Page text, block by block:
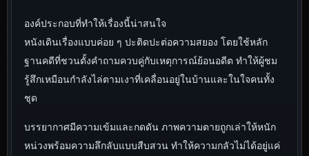
องค์ประกอบที่ทำให้เรื่องนี้น่าสนใจ
หนังเดินเรื่องแบบค่อย ๆ ปะติดปะต่อความสยอง โดยใช้หลัก
ฐานคดีที่ชวนตั้งคำถามควบคู่กับเหตุการณ์ย้อนอดีต ทำให้ผู้ชม
รู้สึกเหมือนกำลังไล่ตามเงาที่เคลื่อนอยู่ในบ้านและในใจคนทั้ง
ชุด
บรรยากาศมีความเข้มและกดดัน ภาพความตายถูกเล่าให้หนัก
หน่วงพร้อมความลึกลับแบบสืบสวน ทำให้ความกลัวไม่ได้อยู่แค่